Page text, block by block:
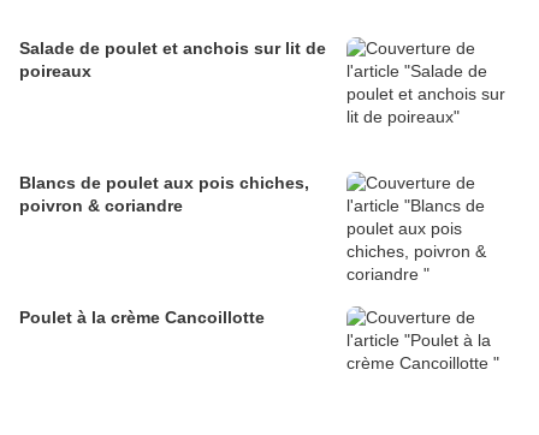
Salade de poulet et anchois sur lit de
poireaux
Blancs de poulet aux pois chiches,
poivron & coriandre
Poulet à la crème Cancoillotte